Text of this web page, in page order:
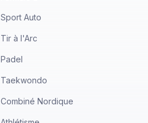
Sport Auto
Tir à l'Arc
Padel
Taekwondo
Combiné Nordique